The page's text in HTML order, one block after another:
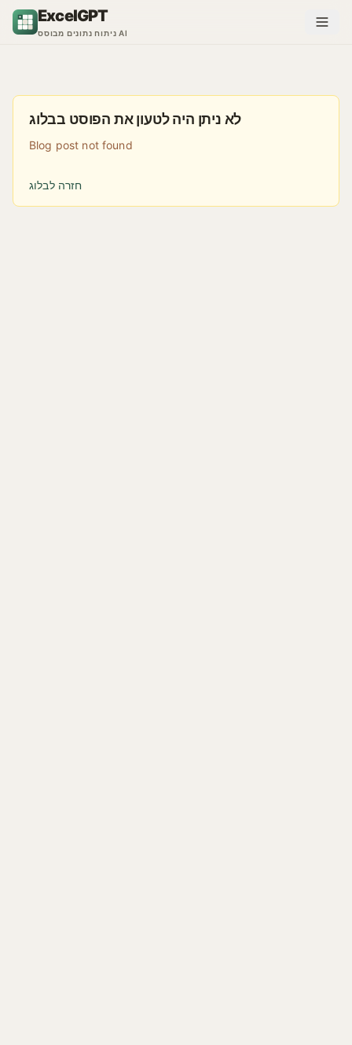
דלג לתוכןExcelGPT
ניתוח נתונים מבוסס AI
לא ניתן היה לטעון את הפוסט בבלוג
Blog post not found
חזרה לבלוג